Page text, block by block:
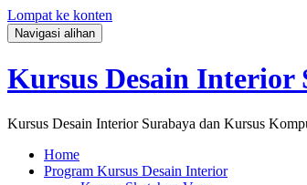
Lompat ke konten
Navigasi alihan
Kursus Desain Interior
Kursus Desain Interior Surabaya dan Kursus
Home
Program Kursus Desain Interior